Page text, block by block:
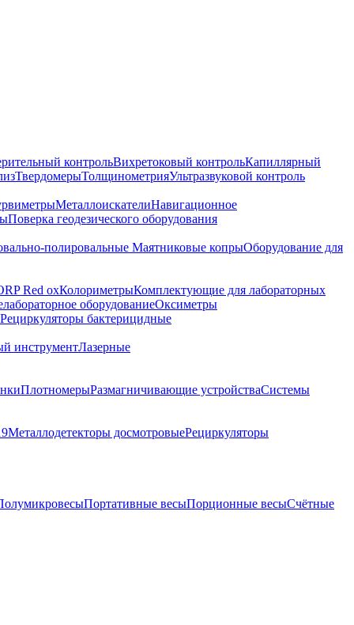
контрольВихретоковый контрольКапиллярный
ТвердомерыТолщинометрияУльтразвуковой контроль
МеталлоискателиНавигационное
Поверка геодезического оборудования
полировальные Маятниковые копрыОборудование для
Red oxКолориметрыКомплектующие для лабораторных
оборудованиеОксиметры
Рециркуляторы бактерицидные
инструментЛазерные
ПлотномерыРазмагничивающие устройстваСистемы
Металлодетекторы досмотровыеРециркуляторы
Портативные весыПорционные весыСчётные